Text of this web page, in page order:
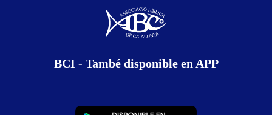
BCI - També disponible en APP